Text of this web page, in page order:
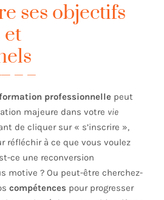
ses objectifs
et
professionnelle peut
majeure dans votre vie
de cliquer sur « s’inscrire »,
réfléchir à ce que vous voulez
ce une reconversion
motive ? Ou peut-être cherchez-
compétences pour progresser